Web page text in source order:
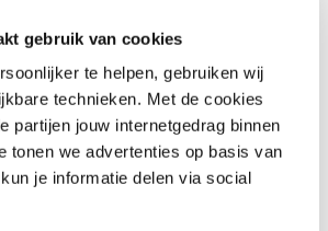
gebruik van cookies
te helpen, gebruiken wij
technieken. Met de cookies
partijen jouw internetgedrag binnen
tonen we advertenties op basis van
je informatie delen via social